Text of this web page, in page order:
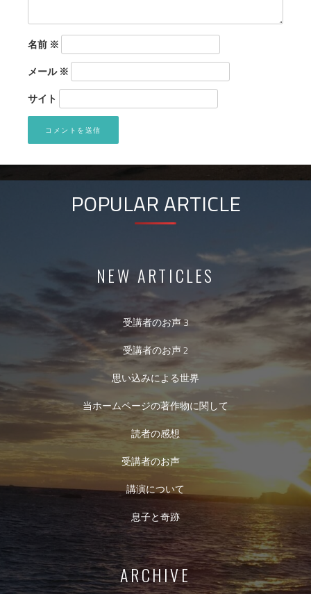
名前 ※
メール※
サイト
POPULAR ARTICLE
NEW ARTICLES
受講者のお声 3
受講者のお声 2
思い込みによる世界
当ホームページの著作物に関して
読者の感想
受講者のお声
講演について
息子と奇跡
ARCHIVE